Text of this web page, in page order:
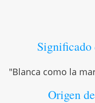
"Blanca como la
Origen